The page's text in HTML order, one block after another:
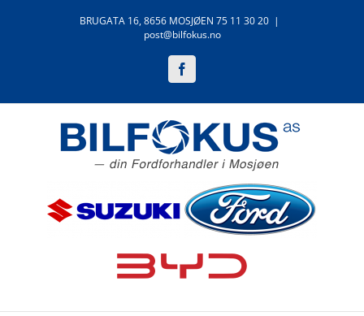
BRUGATA 16, 8656 MOSJØEN 75 11 30 20 |
post@bilfokus.no
Facebook